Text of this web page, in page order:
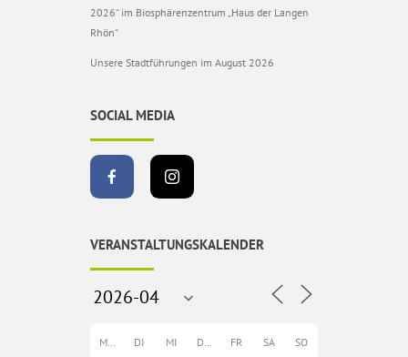
2026“ im Biosphärenzentrum „Haus der Langen
Rhön“
Unsere Stadtführungen im August 2026
SOCIAL MEDIA
VERANSTALTUNGSKALENDER
MO DI MI DO FR SA SO